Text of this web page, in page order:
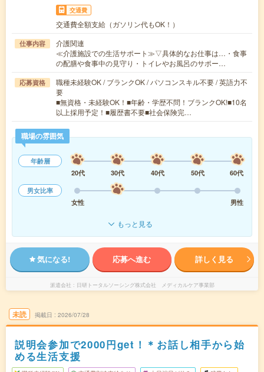
交通費
交通費全額支給（ガソリン代もOK！）
仕事内容
介護関連
≪介護施設での生活サポート≫▽具体的なお仕事は…・食事
の配膳や食事中の見守り・トイレやお風呂のサポー…
応募資格
職種未経験OK / ブランクOK / パソコンスキル不要 / 英語力不
要
■無資格・未経験OK！■年齢・学歴不問！ブランクOK!■10名
以上採用予定！■履歴書不要■社会保険完…
職場の雰囲気
年齢層
20代
30代 40代 50代
60代
男女比率
女性
男性
もっと見る
気になる! 応募へ進む 詳しく見る
派遣会社 日研トータルソーシング株式会社 メディカルケア事業部
未読 掲載日 2026/07/28
説明会参加で2000円get！＊お話し相手から始
める生活支援